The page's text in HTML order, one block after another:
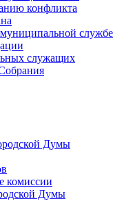
конфликта
службе
служащих
Думы
комиссии
Думы